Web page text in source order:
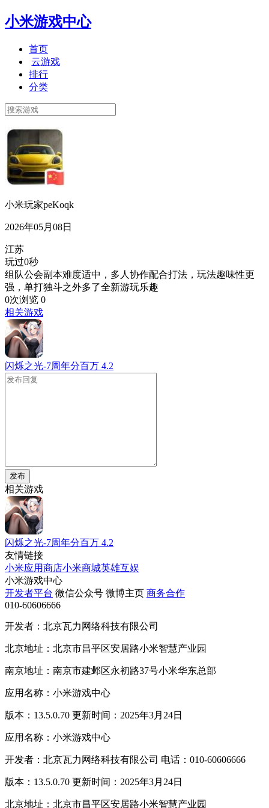
小米游戏中心
首页
云游戏
排行
分类
小米玩家peKoqk
2026年05月08日
江苏
玩过0秒
组队公会副本难度适中，多人协作配合打法，玩法趣味性更
强，单打独斗之外多了全新游玩乐趣
0次浏览 0
相关游戏
闪烁之光-7周年分百万 4.2
发布
相关游戏
闪烁之光-7周年分百万 4.2
友情链接
小米应用商店小米商城英雄互娱
小米游戏中心
开发者平台 微信公众号 微博主页 商务合作
010-60606666
开发者：北京瓦力网络科技有限公司
北京地址：北京市昌平区安居路小米智慧产业园
南京地址：南京市建邺区永初路37号小米华东总部
应用名称：小米游戏中心
版本：13.5.0.70 更新时间：2025年3月24日
应用名称：小米游戏中心
开发者：北京瓦力网络科技有限公司 电话：010-60606666
版本：13.5.0.70 更新时间：2025年3月24日
北京地址：北京市昌平区安居路小米智慧产业园